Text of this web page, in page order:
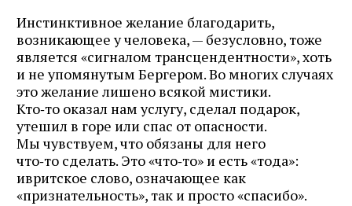
Инстинктивное желание благодарить,
возникающее у человека, — безусловно, тоже
является «сигналом трансцендентности», хоть
и не упомянутым Бергером. Во многих случаях
это желание лишено всякой мистики.
Кто‑то оказал нам услугу, сделал подарок,
утешил в горе или спас от опасности.
Мы чувствуем, что обязаны для него
что‑то сделать. Это «что‑то» и есть «тода»:
ивритское слово, означающее как
«признательность», так и просто «спасибо».